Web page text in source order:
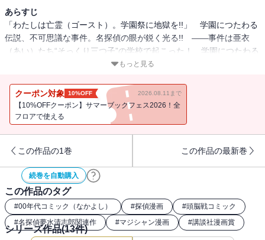
あらすじ
「わたしは亡霊（ゴースト）。学園祭に地獄を!!」 学園につたわる
伝説、不可思議な事件。名探偵の眼が鋭く光る!! ――事件は亜衣
（あい）たち“そっくり三つ子”の学校で起こった！ 学園につたわる
４つの伝説とともによみがえった「亡霊」のナゾ、学園祭を前につ
「わがままで、だらしなくって、すっごく変わり者」な名探偵、夢
水清志郎（ゆめみず・きよしろう）が迫りますっ!!
もっと見る
クーポン対象 10%OFF 2026.08.11まで
【10%OFFクーポン】サマーブックフェス2026！全
フロアで使える
この作品の1巻 この作品の最新巻
続巻を自動購入
この作品のタグ
#00年代コミック（なかよし） #探偵漫画 #頭脳戦コミック
#名探偵夢水清志郎関連作 #マジシャン漫画 #講談社漫画賞
シリーズ作品(13件)